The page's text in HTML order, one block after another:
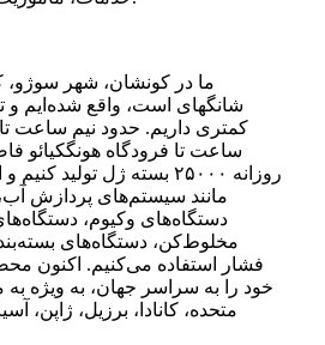
ما در کونشان، شهر سوژو،
شانگهای است، واقع شده‌ایم و
کمتری داریم. حدود نیم ساعت
ساعت تا فرودگاه هونگکیائو
روزانه ۲۵۰۰۰ بسته ژل
مانند سیستم‌های پردازش
دستگاه‌های وکیوم،
مخلوط‌کن، دستگاه‌های
فشار استفاده می‌کنیم. اکنون
خود را به سراسر جهان، به ویژه به
متحده، کانادا، برزیل، ژاپن،